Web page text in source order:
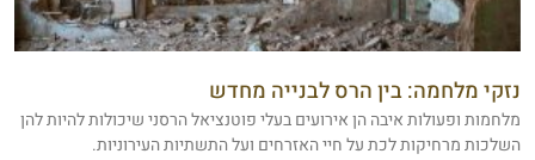
נזקי מלחמה: בין הרס לבנייה מחדש
מלחמות ופעולות איבה הן אירועים בעלי פוטנציאל הרסני שיכולות להיות להן
השלכות מרחיקות לכת על חיי האזרחים ועל התשתיות העירוניות.